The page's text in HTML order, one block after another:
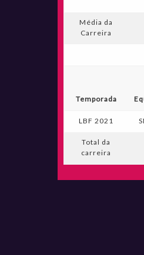
Média da
Carreira
Temporada
LBF 2021
Total da
carreira